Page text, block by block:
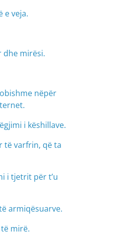
e veja.
dhe mirësi.
nëpër
i këshillave.
të varfrin, që ta
i tjetrit për t’u
armiqësuarve.
mirë.